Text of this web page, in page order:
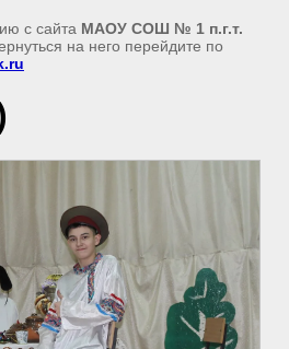
с сайта МАОУ СОШ № 1 п.г.т.
на него перейдите по